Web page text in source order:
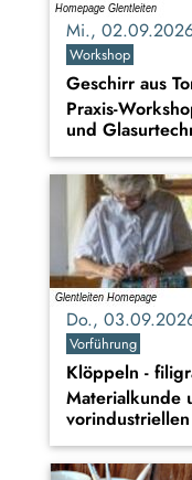
Mi.,
Workshop
Geschirr aus
Praxis-
und
Do.,
Vorführung
Klöppeln -
Materialkunde